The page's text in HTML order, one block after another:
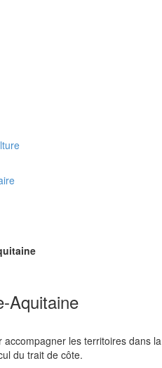
Aquitaine
accompagner les territoires dans la
du trait de côte.